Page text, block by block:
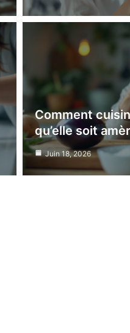
Comment
qu’elle soit
Juin 18, 2026